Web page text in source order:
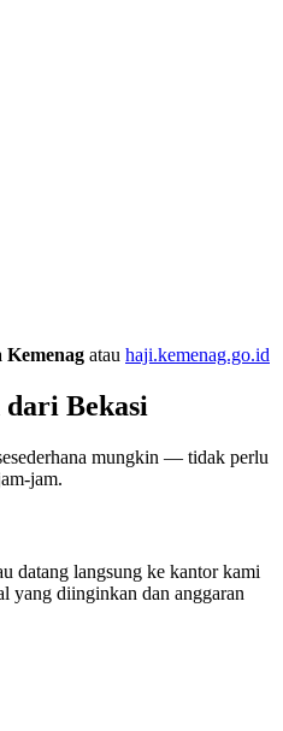
Kemenag atau haji.kemenag.go.id
Bekasi
mungkin — tidak perlu
jam.
datang langsung ke kantor kami
yang diinginkan dan anggaran